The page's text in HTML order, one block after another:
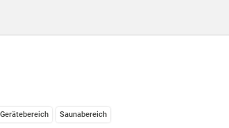
Gerätebereich Saunabereich